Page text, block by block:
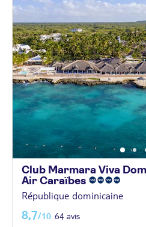
Club Marmara Viva
Air Caraïbes
République dominicaine
8,7/10 64 avis